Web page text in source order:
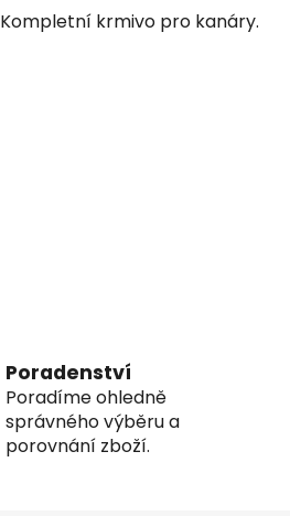
Kompletní krmivo pro kanáry.
Poradenství
Poradíme ohledně
správného výběru a
porovnání zboží.